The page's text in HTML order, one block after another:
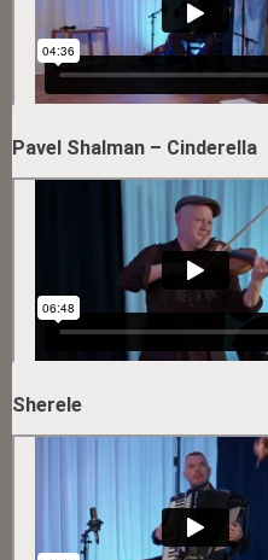
Pavel Shalman – Cinderella
Sherele